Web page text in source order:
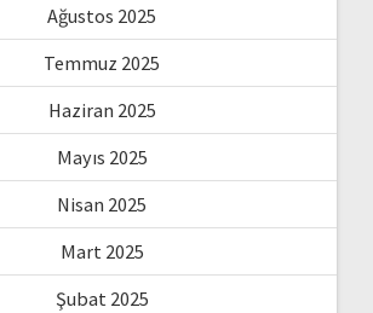
Ağustos 2025
Temmuz 2025
Haziran 2025
Mayıs 2025
Nisan 2025
Mart 2025
Şubat 2025